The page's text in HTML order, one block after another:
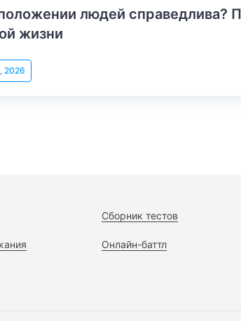
людей справедлива?
жизни
2026
Сборник тестов
Онлайн-баттл